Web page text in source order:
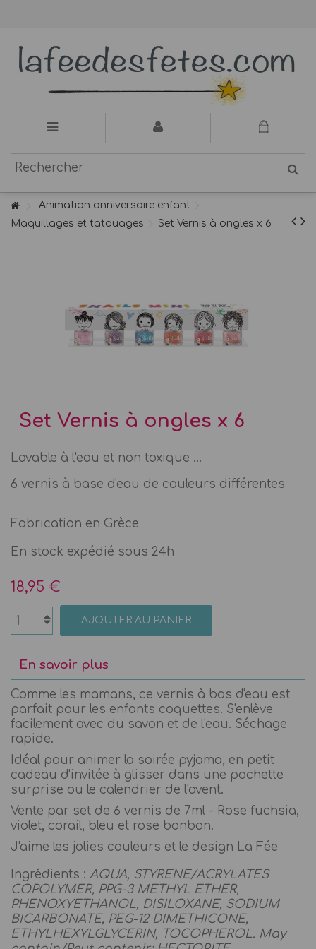
Animation anniversaire enfant
Maquillages et tatouages
Set Vernis à ongles x 6
Set Vernis à ongles x 6
Lavable à l'eau et non toxique ...
6 vernis à base d'eau de couleurs différentes
Fabrication en Grèce
En stock expédié sous 24h
18,95 €
AJOUTER AU PANIER
En savoir plus
Comme les mamans, ce vernis à bas d'eau est
parfait pour les enfants coquettes. S'enlève
facilement avec du savon et de l'eau. Séchage
rapide.
Idéal pour animer la soirée pyjama, en petit
cadeau d'invitée à glisser dans une pochette
surprise ou le calendrier de l'avent.
Vente par set de 6 vernis de 7ml - Rose fuchsia,
violet, corail, bleu et rose bonbon.
J'aime les jolies couleurs et le design La Fée
Ingrédients : AQUA, STYRENE/ACRYLATES
COPOLYMER, PPG-3 METHYL ETHER,
PHENOXYETHANOL, DISILOXANE, SODIUM
BICARBONATE, PEG-12 DIMETHICONE,
ETHYLHEXYLGLYCERIN, TOCOPHEROL. May